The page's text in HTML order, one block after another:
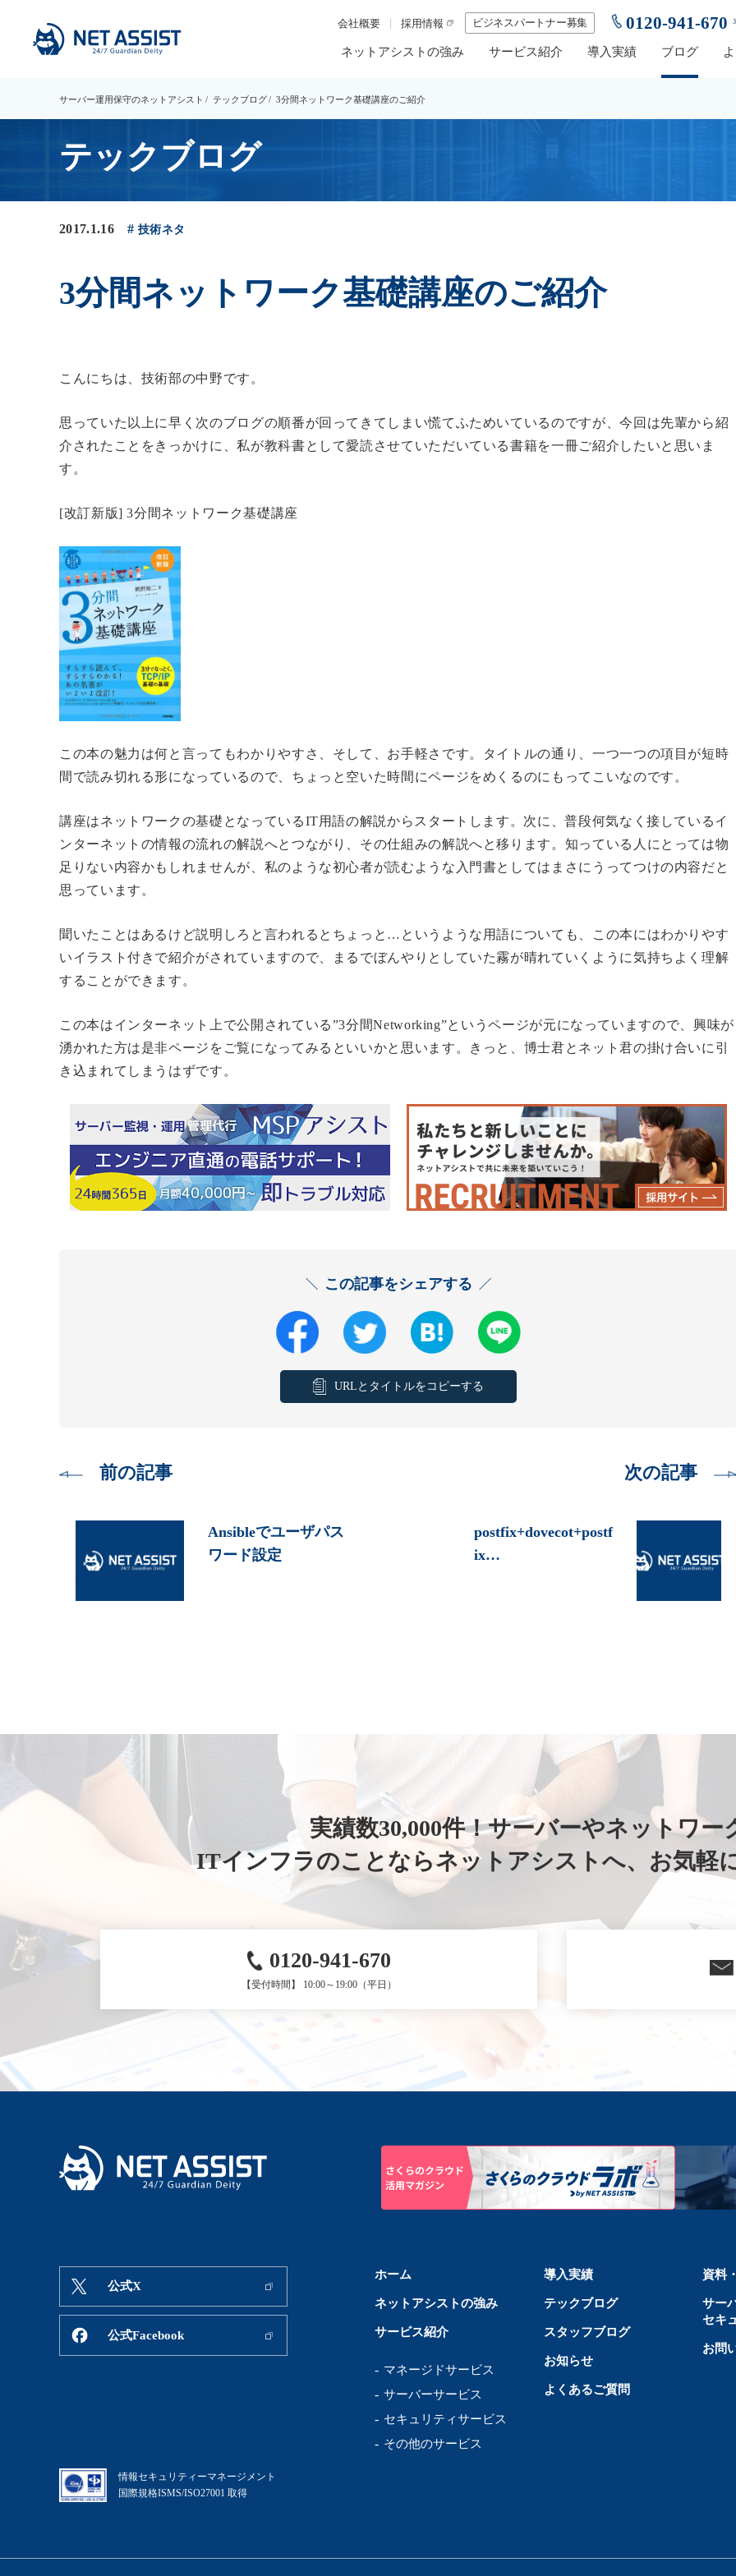
ネットアシストの強み サービス紹介 導入実績 ブログ
会社概要 採用情報 ビジネスパートナー募集 0120-941-670
サーバー運用保守のネットアシスト テックブログ 3分間ネットワーク基礎講座のご紹介
テックブログ
2017.1.16 技術ネタ
3分間ネットワーク基礎講座のご紹介
こんにちは、技術部の中野です。
思っていた以上に早く次のブログの順番が回ってきてしまい慌てふためいているのですが、今回は先輩から紹
介されたことをきっかけに、私が教科書として愛読させていただいている書籍を一冊ご紹介したいと思いま
す。
[改訂新版] 3分間ネットワーク基礎講座
この本の魅力は何と言ってもわかりやすさ、そして、お手軽さです。タイトルの通り、一つ一つの項目が短時
間で読み切れる形になっているので、ちょっと空いた時間にページをめくるのにもってこいなのです。
講座はネットワークの基礎となっているIT用語の解説からスタートします。次に、普段何気なく接しているイ
ンターネットの情報の流れの解説へとつながり、その仕組みの解説へと移ります。知っている人にとっては物
足りない内容かもしれませんが、私のような初心者が読むような入門書としてはまさにうってつけの内容だと
思っています。
聞いたことはあるけど説明しろと言われるとちょっと…というような用語についても、この本にはわかりやす
いイラスト付きで紹介がされていますので、まるでぼんやりとしていた霧が晴れていくように気持ちよく理解
することができます。
この本はインターネット上で公開されている”3分間Networking”というページが元になっていますので、興味が
湧かれた方は是非ページをご覧になってみるといいかと思います。きっと、博士君とネット君の掛け合いに引
き込まれてしまうはずです。
この記事をシェアする
URLとタイトルをコピーする
前の記事 次の記事
Ansibleでユーザパス
ワード設定
postfix+dovecot+postf
ix…
実績数30,000件！サーバーやネットワー
ITインフラのことならネットアシストへ、 お気軽
0120-941-670
【受付時間】 10:00～19:00（平日）
ホーム
ネットアシストの強み
サービス紹介
マネージドサービス
サーバーサービス
セキュリティサービス
その他のサービス
導入実績
テックブログ
スタッフブログ
お知らせ
よくあるご質問
資料
サー
セキ
お問
公式X
公式Facebook
情報セキュリティーマネージメント
国際規格ISMS/ISO27001 取得